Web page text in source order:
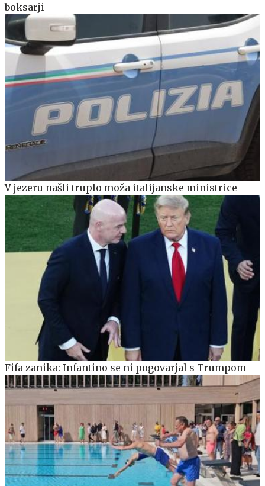
boksarji
V jezeru našli truplo moža italijanske ministrice
Fifa zanika: Infantino se ni pogovarjal s Trumpom